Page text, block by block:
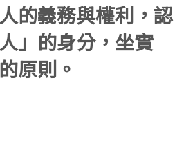
的義務與權利，認
」的身分，坐實
原則。